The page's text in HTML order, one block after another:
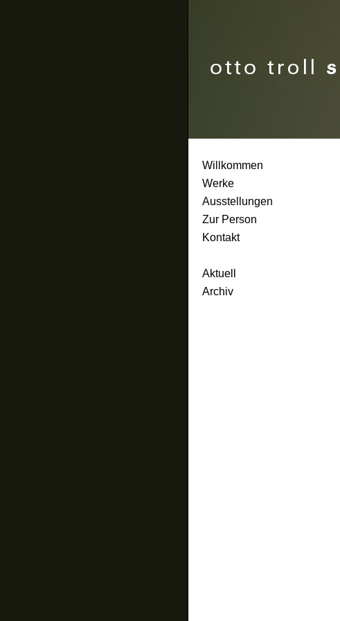
Willkommen
Werke
Ausstellungen
Zur Person
Kontakt
Aktuell
Archiv